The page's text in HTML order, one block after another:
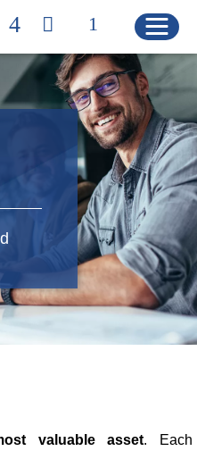
搜尋產品
valuable asset. Each